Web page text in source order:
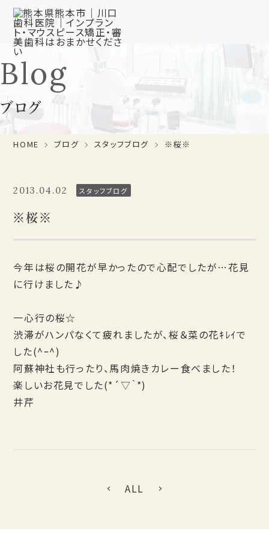
Blog
ブログ
HOME ブログ スタッフブログ ※桜※
2013.04.02 スタッフブログ
※桜※
今年は桜の開花が早かったので心配でしたが…花見
に行けました♪
一心行の桜☆
渋滞がハンパなくて疲れましたが、桜＆菜の花ｷﾚｲで
した(^ｰ^)
阿蘇神社も行ったり、馬肉焼きカレー食べました！
楽しいお花見でした(*´▽｀*)
井芹
ALL